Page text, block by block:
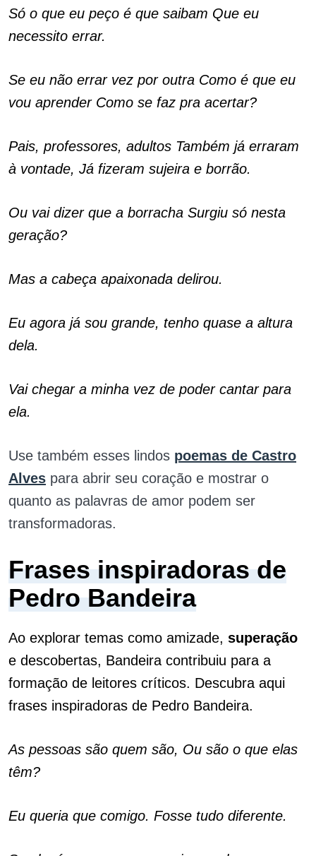
Só o que eu peço é que saibam Que eu
necessito errar.
Se eu não errar vez por outra Como é que eu
vou aprender Como se faz pra acertar?
Pais, professores, adultos Também já erraram
à vontade, Já fizeram sujeira e borrão.
Ou vai dizer que a borracha Surgiu só nesta
geração?
Mas a cabeça apaixonada delirou.
Eu agora já sou grande, tenho quase a altura
dela.
Vai chegar a minha vez de poder cantar para
ela.
Use também esses lindos poemas de Castro
Alves para abrir seu coração e mostrar o
quanto as palavras de amor podem ser
transformadoras.
Frases inspiradoras de
Pedro Bandeira
Ao explorar temas como amizade, superação
e descobertas, Bandeira contribuiu para a
formação de leitores críticos. Descubra aqui
frases inspiradoras de Pedro Bandeira.
As pessoas são quem são, Ou são o que elas
têm?
Eu queria que comigo. Fosse tudo diferente.